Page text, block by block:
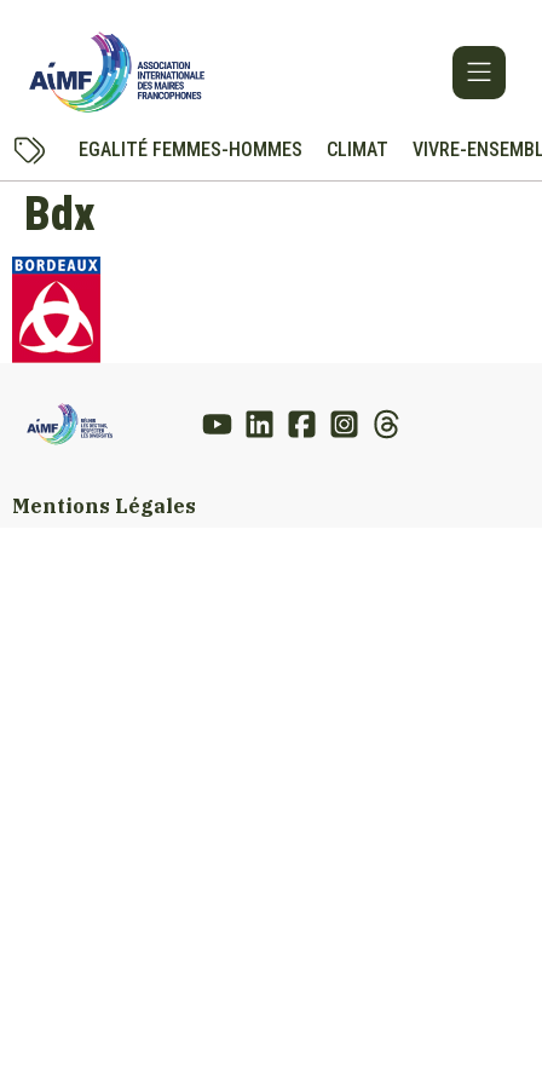
EGALITÉ FEMMES-HOMMES CLIMAT VIVRE-
Bdx
Mentions Légales